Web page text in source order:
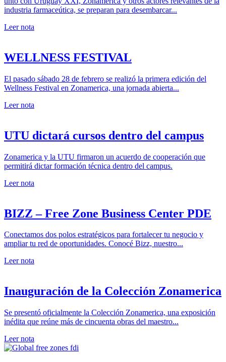
industria farmaceútica, se preparan para desembarcar...
Leer nota
WELLNESS FESTIVAL
El pasado sábado 28 de febrero se realizó la primera edición del
Wellness Festival en Zonamerica, una jornada abierta...
Leer nota
UTU dictará cursos dentro del campus
Zonamerica y la UTU firmaron un acuerdo de cooperación que
permitirá dictar formación técnica dentro del campus.
Leer nota
BIZZ – Free Zone Business Center PDE
Conectamos dos polos estratégicos para fortalecer tu negocio y
ampliar tu red de oportunidades. Conocé Bizz, nuestro...
Leer nota
Inauguración de la Colección Zonamerica
Se presentó oficialmente la Colección Zonamerica, una exposición
inédita que reúne más de cincuenta obras del maestro...
Leer nota